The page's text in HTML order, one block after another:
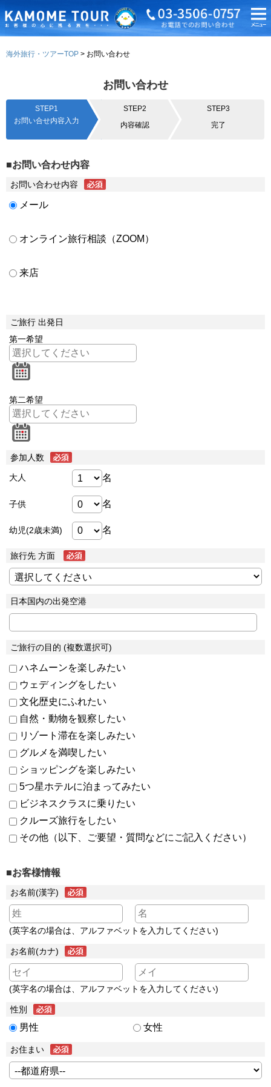
海外旅行・ツアーTOP お問い合わせ
お問い合わせ
STEP1
お問い合せ内容入力
STEP2
内容確認
STEP3
完了
■お問い合わせ内容
お問い合わせ内容
メール
オンライン旅行相談（ZOOM）
来店
ご旅行 出発日
第一希望
第二希望
参加人数
大人 名
子供 名
幼児(2歳未満) 名
旅行先 方面
日本国内の出発空港
ご旅行の目的 (複数選択可)
ハネムーンを楽しみたい
ウェディングをしたい
文化歴史にふれたい
自然・動物を観察したい
リゾート滞在を楽しみたい
グルメを満喫したい
ショッピングを楽しみたい
5つ星ホテルに泊まってみたい
ビジネスクラスに乗りたい
クルーズ旅行をしたい
その他（以下、ご要望・質問などにご記入ください）
■お客様情報
お名前(漢字)
(英字名の場合は、アルファベットを入力してください)
お名前(カナ)
(英字名の場合は、アルファベットを入力してください)
性別
男性 女性
お住まい